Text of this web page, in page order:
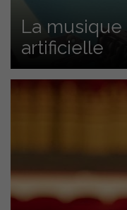
La
artificielle